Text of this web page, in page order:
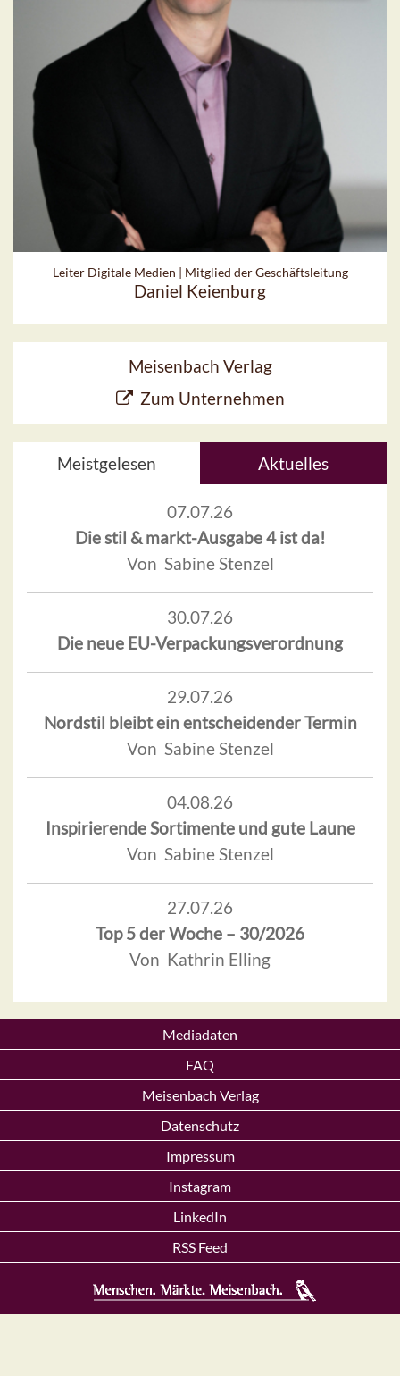
Leiter Digitale Medien | Mitglied der Geschäftsleitung
Daniel Keienburg
Meisenbach Verlag
Zum Unternehmen
Meistgelesen Aktuelles
07.07.26
Die stil & markt-Ausgabe 4 ist da!
Von Sabine Stenzel
30.07.26
Die neue EU-Verpackungsverordnung
29.07.26
Nordstil bleibt ein entscheidender Termin
Von Sabine Stenzel
04.08.26
Inspirierende Sortimente und gute Laune
Von Sabine Stenzel
27.07.26
Top 5 der Woche – 30/2026
Von Kathrin Elling
Mediadaten
FAQ
Meisenbach Verlag
Datenschutz
Impressum
Instagram
LinkedIn
RSS Feed